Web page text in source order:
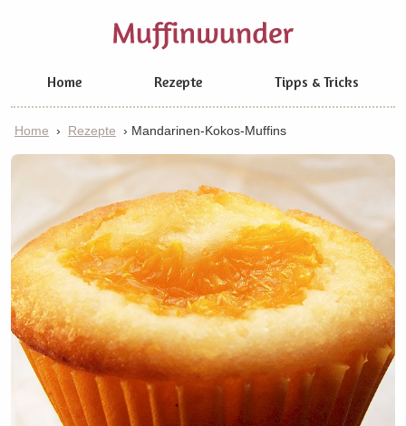
Home Rezepte Tipps & Tricks
Home › Rezepte › Mandarinen-Kokos-Muffins